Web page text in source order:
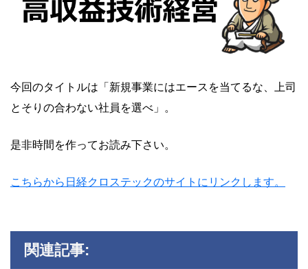
今回のタイトルは「新規事業にはエースを当てるな、上司
とそりの合わない社員を選べ」。
是非時間を作ってお読み下さい。
こちらから日経クロステックのサイトにリンクします。
関連記事: